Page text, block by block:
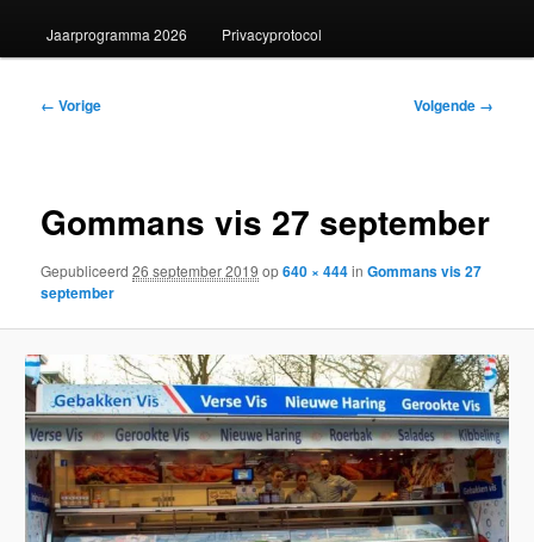
Jaarprogramma 2026 Privacyprotocol
Afbeeldingsnavigatie
← Vorige Volgende →
Gommans vis 27 september
Gepubliceerd26 september 2019 op640 × 444inGommans vis 27
september